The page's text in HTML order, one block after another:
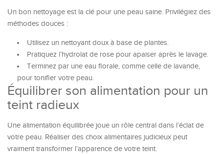
Un bon nettoyage est la clé pour une peau saine. Privilégiez des
méthodes douces :
Utilisez un nettoyant doux à base de plantes.
Pratiquez l’hydrolat de rose pour apaiser après le lavage.
Terminez par une eau florale, comme celle de lavande,
pour tonifier votre peau.
Équilibrer son alimentation pour un
teint radieux
Une alimentation équilibrée joue un rôle central dans l’éclat de
votre peau. Réaliser des choix alimentaires judicieux peut
vraiment transformer l’apparence de votre teint.